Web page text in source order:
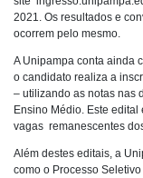
2021. Os resultados e
ocorrem pelo mesmo.
A Unipampa conta ainda
o candidato realiza a
– utilizando as notas nas
Ensino Médio. Este
vagas remanescentes
Além destes editais, a
como o Processo